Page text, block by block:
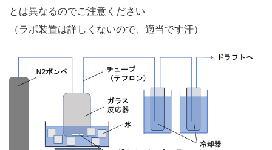
とは異なるのでご注意ください
（ラボ装置は詳しくないので、適当です汗）